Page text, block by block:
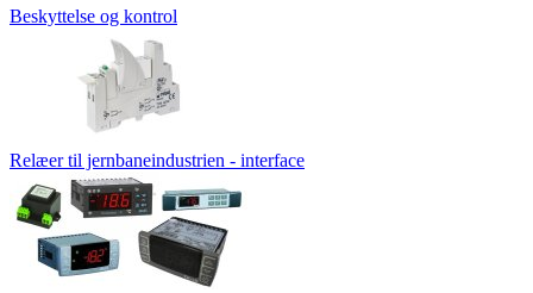
Beskyttelse og kontrol
Relæer til jernbaneindustrien - interface